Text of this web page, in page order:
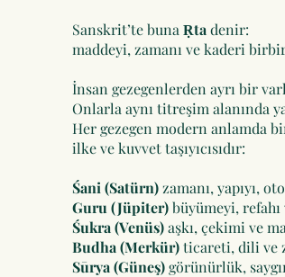
Sanskrit’te buna Ṛtadenir:
maddeyi, zamanı ve kaderi
İnsan gezegenlerden ayrı bir
Onlarla aynı titreşim alanında
Her gezegen modern anlamda
ilke ve kuvvet taşıyıcısıdır:
Śani (Satürn)zamanı, yapıyı,
Guru (Jüpiter)büyümeyi, refahı
Śukra (Venüs)aşkı, çekimi ve
Budha (Merkür)ticareti, dili ve
Sūrya (Güneş)görünürlük,